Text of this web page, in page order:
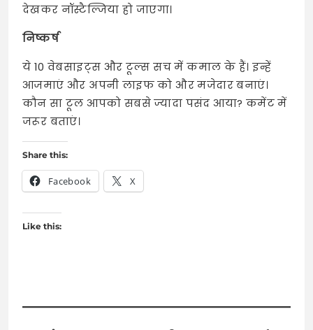
देखकर नॉस्टैल्जिया हो जाएगा।
निष्कर्ष
ये 10 वेबसाइट्स और टूल्स सच में कमाल के हैं। इन्हें
आजमाएं और अपनी लाइफ को और मजेदार बनाएं।
कौन सा टूल आपको सबसे ज्यादा पसंद आया? कमेंट में
जरूर बताएं।
Share this:
Facebook X
Like this: